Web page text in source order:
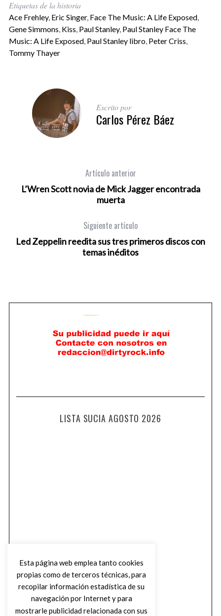
Etiquetas de la historia
Ace Frehley, Eric Singer, Face The Music: A Life Exposed,
Gene Simmons Kiss Paul Stanley, Paul Stanley Face The
Music: A Life Exposed, Paul Stanley libro, Peter Criss
Tommy Thayer
Escrito por
Carlos Pérez Báez
Artículo anterior
L’Wren Scott novia de Mick Jagger encontrada
muerta
Siguiente artículo
Led Zeppelin reedita sus tres primeros discos con
temas inéditos
LISTA SUCIA AGOSTO 2026
Esta página web emplea tanto cookies
propias como de terceros técnicas, para
recopilar información estadística de su
navegación por Internet y para
mostrarle publicidad relacionada con sus